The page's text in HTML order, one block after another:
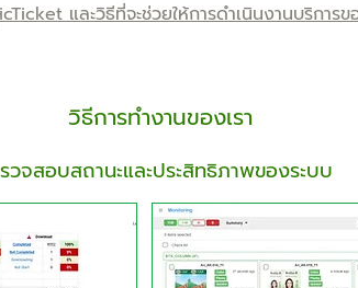
และวิธีที่จะช่วยให้การดำเนินงานบริกา
วิธีการทำงานของเรา
วจสอบสถานะและประสิทธิภาพของระบบ